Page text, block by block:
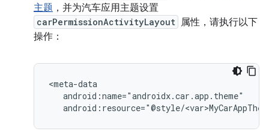
主题 ，并为汽车应用主题设置
carPermissionActivityLayout 属性，请执行以下
操作：
android:resource="@style/